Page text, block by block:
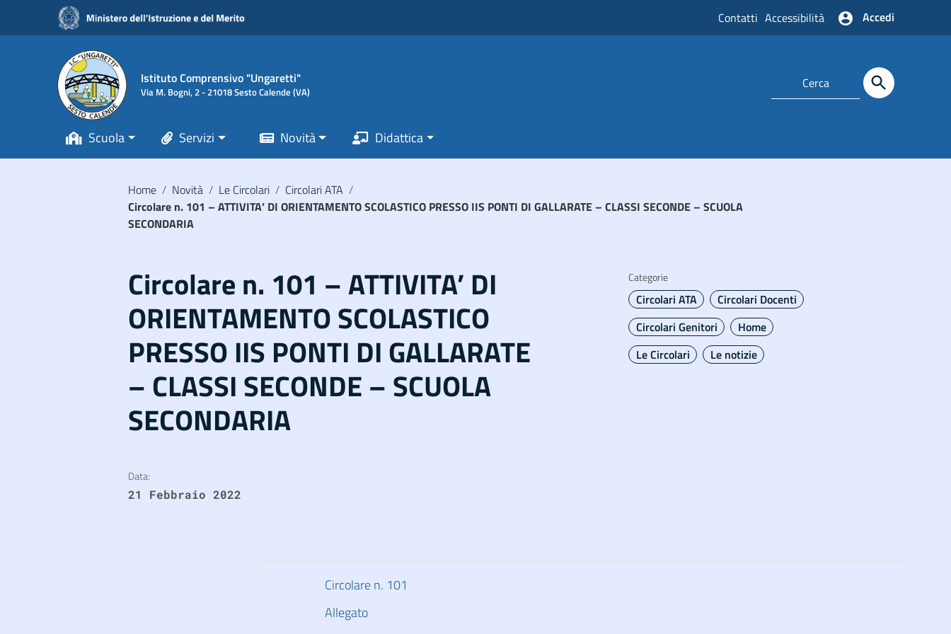
Vai ai contenuti
Vai al menu di navigazione
Vai al footer
Contatti Accessibilità Accedi
Istituto Comprensivo "Ungaretti"
Via M. Bogni, 2 - 21018 Sesto Calende (VA)
Scuola Servizi Novità Didattica
Home / Novità / Le Circolari / Circolari ATA /
Circolare n. 101 – ATTIVITA’ DI ORIENTAMENTO SCOLASTICO PRESSO IIS PONTI DI GALLARATE – CLASSI SECONDE – SCUOLA
SECONDARIA
Circolare n. 101 – ATTIVITA’ DI
ORIENTAMENTO SCOLASTICO
PRESSO IIS PONTI DI GALLARATE
– CLASSI SECONDE – SCUOLA
SECONDARIA
Categorie
Circolari ATA
Circolari Docenti
Circolari Genitori
Home
Le Circolari
Le notizie
Data:
21 Febbraio 2022
Circolare n. 101
Allegato